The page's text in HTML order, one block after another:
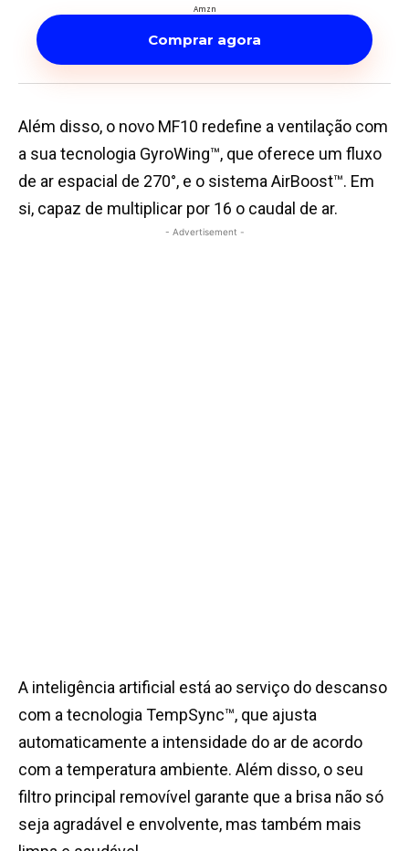
Amzn
Comprar agora
Além disso, o novo MF10 redefine a ventilação com
a sua tecnologia GyroWing™, que oferece um fluxo
de ar espacial de 270°, e o sistema AirBoost™. Em
si, capaz de multiplicar por 16 o caudal de ar.
- Advertisement -
A inteligência artificial está ao serviço do descanso
com a tecnologia TempSync™, que ajusta
automaticamente a intensidade do ar de acordo
com a temperatura ambiente. Além disso, o seu
filtro principal removível garante que a brisa não só
seja agradável e envolvente, mas também mais